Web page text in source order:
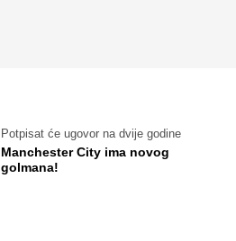
Potpisat će ugovor na dvije godine
Manchester City ima novog
golmana!